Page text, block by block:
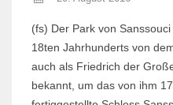
(fs) Der Park von
18ten Jahrhunderts von
auch als Friedrich der
bekannt, um das von ihm